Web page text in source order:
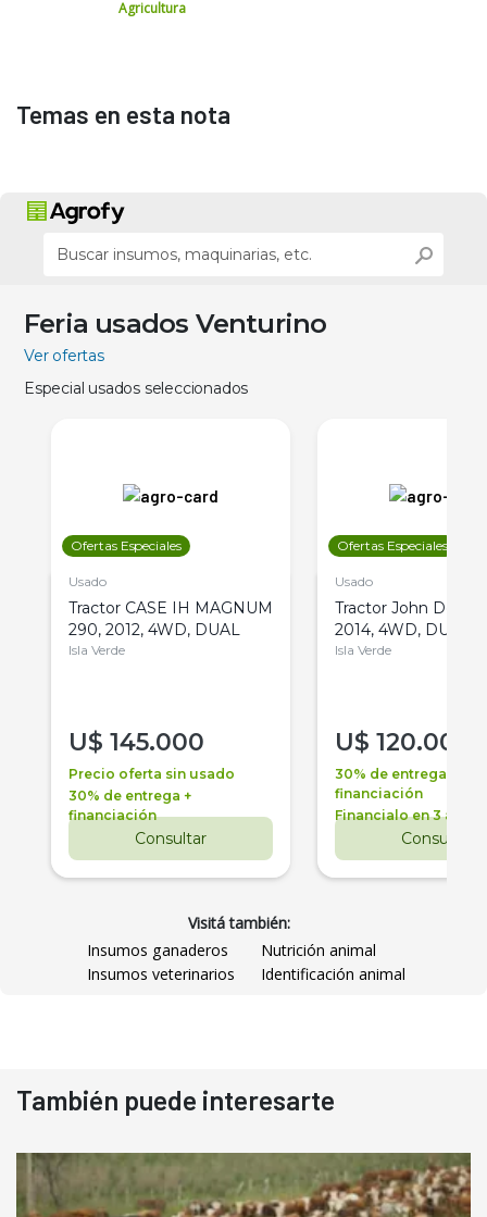
Agricultura
Temas en esta nota
Feria usados Venturino
Ver ofertas
Especial usados seleccionados
Ofertas Especiales
Usado
Tractor CASE IH MAGNUM
290, 2012, 4WD, DUAL
Isla Verde
U$ 145.000
Precio oferta sin usado
30% de entrega +
financiación
Consultar
Ofertas Especiales
Usado
Tractor John Deere
2014, 4WD, DUAL
Isla Verde
U$ 120.000
30% de entrega +
financiación
Financialo en 3 años
Consultar
Visitá también:
Insumos ganaderos
Nutrición animal
Insumos veterinarios
Identificación animal
También puede interesarte